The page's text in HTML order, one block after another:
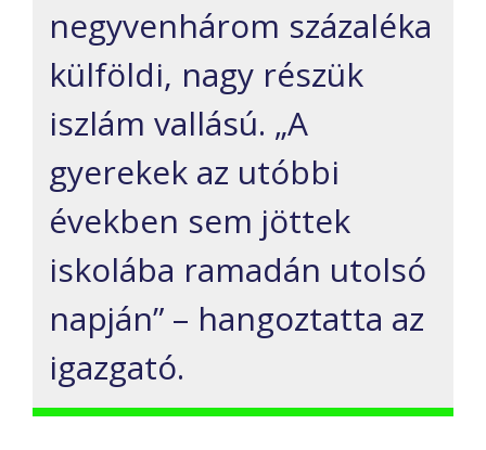
negyvenhárom százaléka
külföldi, nagy részük
iszlám vallású. „A
gyerekek az utóbbi
években sem jöttek
iskolába ramadán utolsó
napján” – hangoztatta az
igazgató.